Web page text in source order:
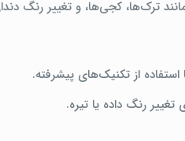
ترک‌ها، کجی‌ها، و تغییر رنگ
از تکنیک‌های پیشرفته.
رنگ داده یا تیره.